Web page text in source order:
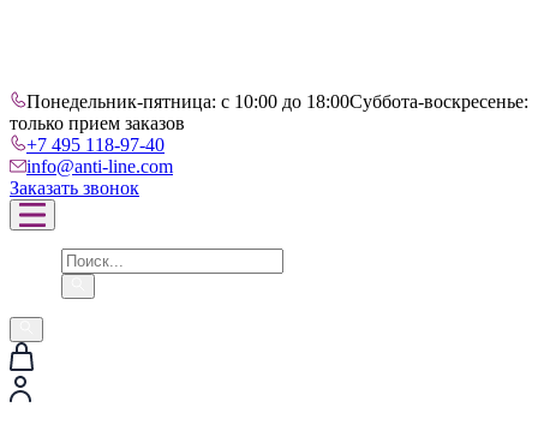
Понедельник-пятница: с 10:00 до 18:00Суббота-воскресенье:
только прием заказов
+7 495 118-97-40
info@anti-line.com
Заказать звонок